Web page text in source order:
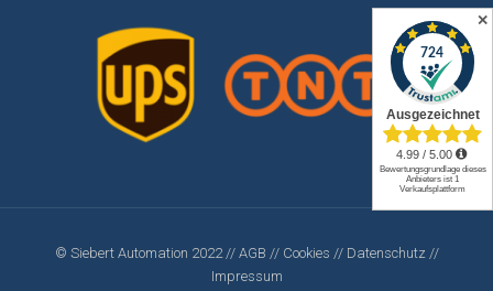
© Siebert Automation 2022 // AGB // Cookies // Datenschutz //
Impressum
✕